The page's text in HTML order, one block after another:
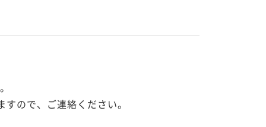
ので、ご連絡ください。